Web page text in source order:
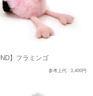
】フラミンゴ
参考上代 3,400円